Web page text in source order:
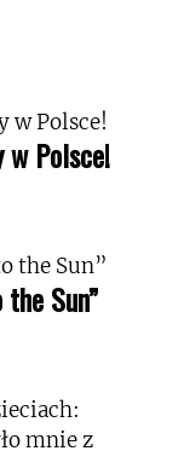
w Polsce!
Sun”